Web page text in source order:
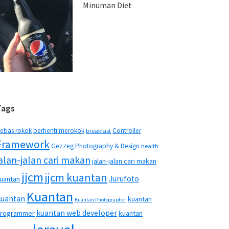
Minuman Diet
rokokberhenti merokok breakfast Controller
Gezzeg Photography & Design health
jalan cari makan jalan-jalan cari makan
jjcmjjcm kuantan Jurufoto
Kuantan Kuantan Photographer kuantan
kuantan web developerkuantan